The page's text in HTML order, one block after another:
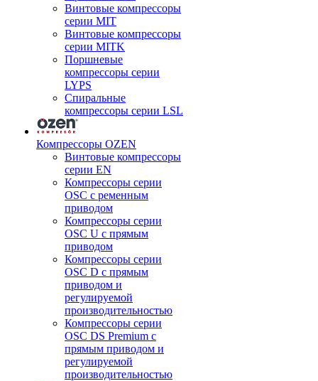
Винтовые компрессоры
серии MIT
Винтовые компрессоры
серии MITK
Поршневые
компрессоры серии
LYPS
Спиральные
компрессоры серии LSL
Компрессоры OZEN
Винтовые компрессоры
серии EN
Компрессоры серии
OSC с ременным
приводом
Компрессоры серии
OSC U с прямым
приводом
Компрессоры серии
OSC D с прямым
приводом и
регулируемой
производительностью
Компрессоры серии
OSC DS Premium с
прямым приводом и
регулируемой
производительностью